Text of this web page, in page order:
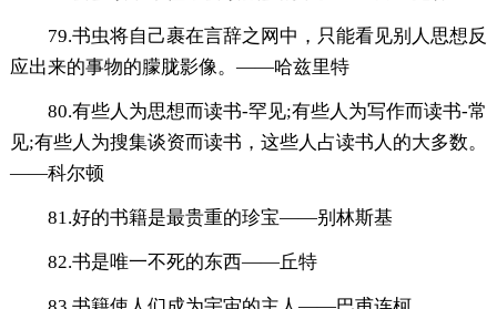
79.书虫将自己裹在言辞之网中，只能看见别人思想反
应出来的事物的朦胧影像。——哈兹里特
80.有些人为思想而读书-罕见;有些人为写作而读书-常
见;有些人为搜集谈资而读书，这些人占读书人的大多数。
——科尔顿
81.好的书籍是最贵重的珍宝——别林斯基
82.书是唯一不死的东西——丘特